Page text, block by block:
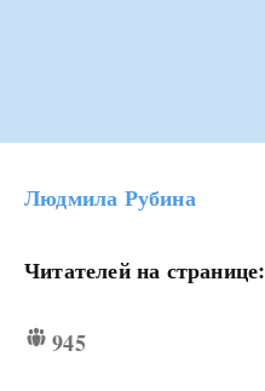
Людмила Рубина
Читателей на странице:
945